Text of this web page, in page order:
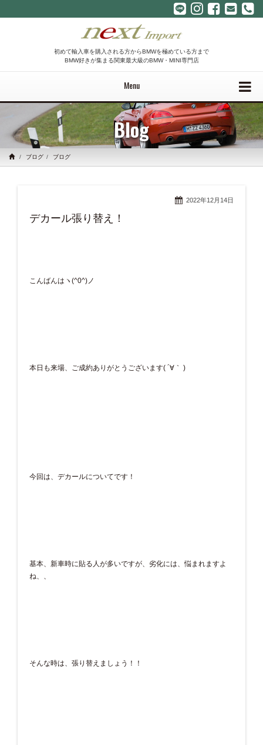
初めて輸入車を購入される方からBMWを極めている方まで
BMW好きが集まる関東最大級のBMW・MINI専門店
Menu
Blog
ブログ ブログ
2022年12月14日
デカール張り替え！
こんばんはヽ(^0^)ノ
本日も来場、ご成約ありがとうございます( ´∀｀ )
今回は、デカールについてです！
基本、新車時に貼る人が多いですが、劣化には、悩まれますよ
ね、、
そんな時は、張り替えましょう！！